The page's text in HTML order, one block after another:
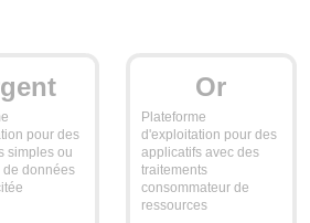
pour des
simples ou
de données
Or
Plateforme
d'exploitation pour des
applicatifs avec des
traitements
consommateur de
ressources